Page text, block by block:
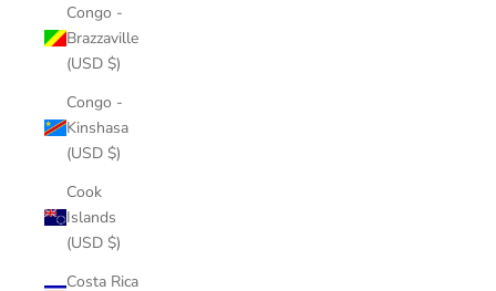
Congo -
Brazzaville
(USD $)
Congo -
Kinshasa
(USD $)
Cook
Islands
(USD $)
Costa Rica